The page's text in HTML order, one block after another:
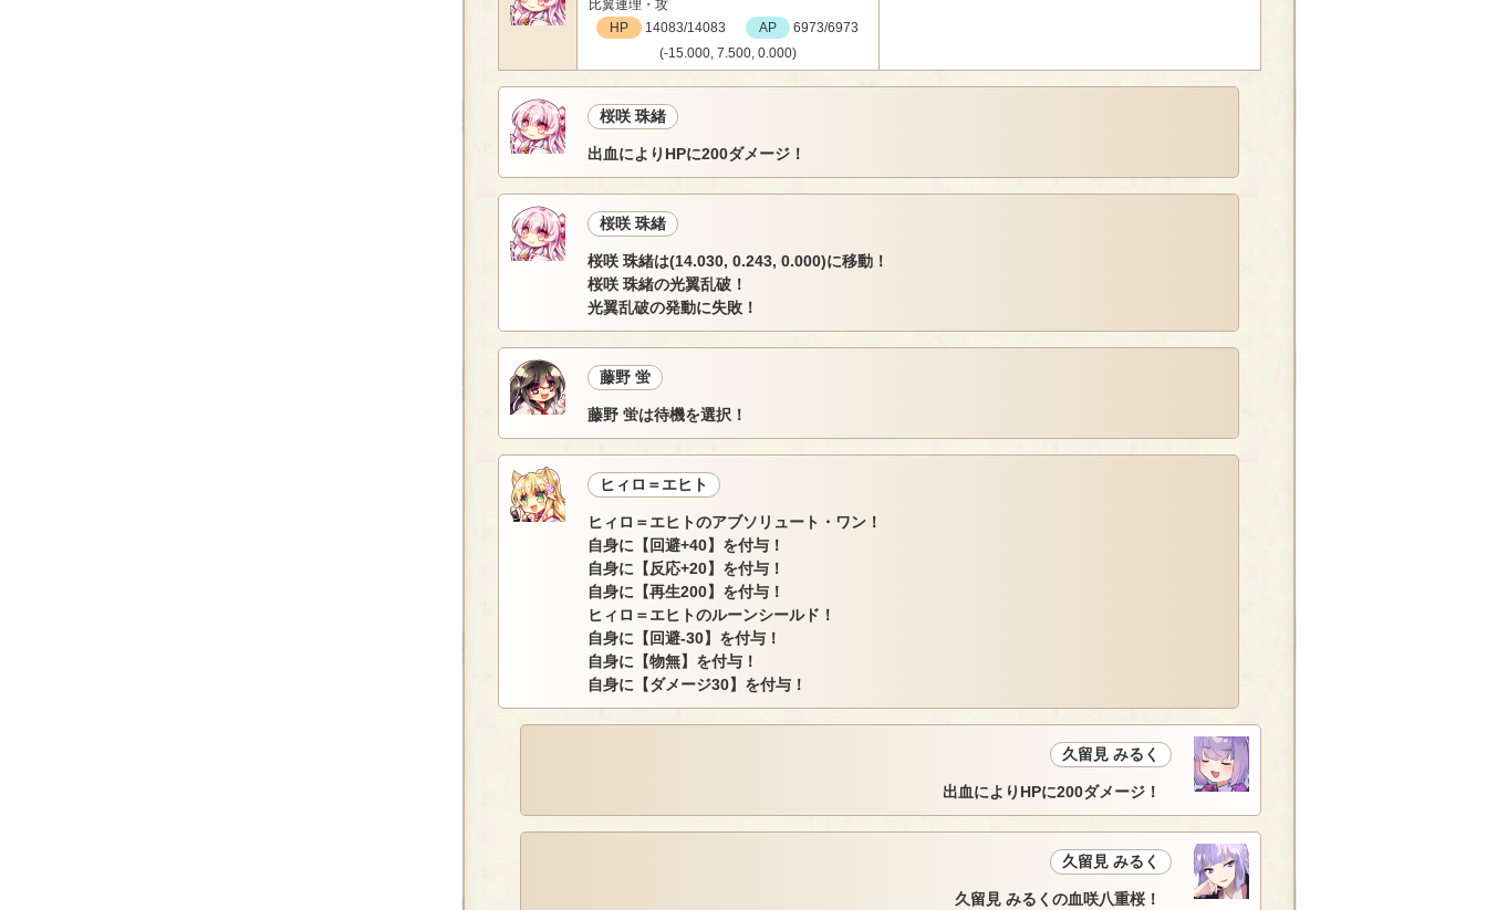
比翼連理・攻
HP
14083/14083 AP
6973/6973
(-15.000, 7.500, 0.000)
桜咲 珠緒
出血によりHPに200ダメージ！
桜咲 珠緒
桜咲 珠緒は(14.030, 0.243, 0.000)に移動！
桜咲 珠緒の光翼乱破！
光翼乱破の発動に失敗！
藤野 蛍
藤野 蛍は待機を選択！
ヒィロ＝エヒト
ヒィロ＝エヒトのアブソリュート・ワン！
自身に【回避+40】を付与！
自身に【反応+20】を付与！
自身に【再生200】を付与！
ヒィロ＝エヒトのルーンシールド！
自身に【回避-30】を付与！
自身に【物無】を付与！
自身に【ダメージ30】を付与！
久留見 みるく
出血によりHPに200ダメージ！
久留見 みるく
久留見 みるくの血咲八重桜！